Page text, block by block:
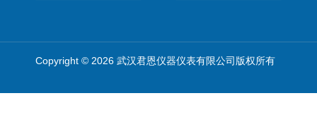
Copyright © 2026 武汉君恩仪器仪表有限公司版权所有